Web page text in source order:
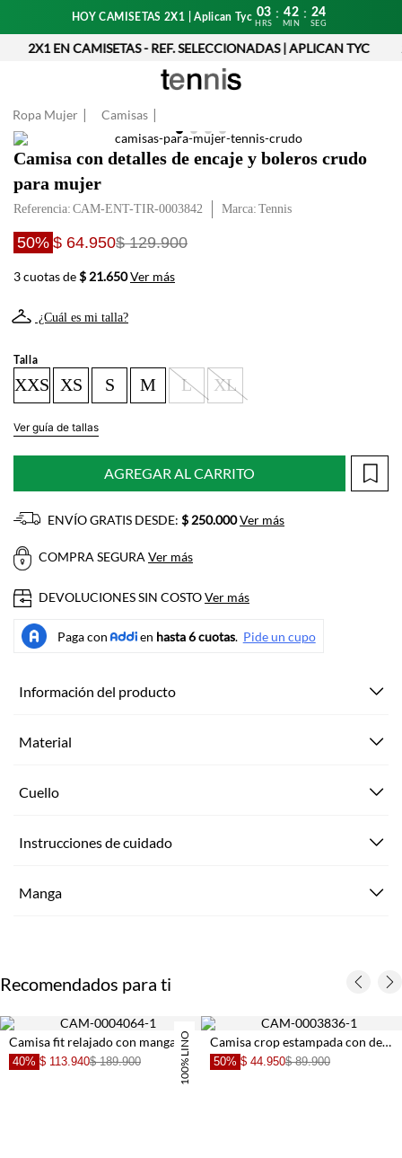
HOY CAMISETAS 2X1 | Aplican Tyc 03
HRS
: 42
MIN
: 24
SEG
2X1 EN CAMISETAS - REF. SELECCIONADAS | APLICAN TYC
Ropa Mujer Camisas
Camisa con detalles de encaje y boleros crudo
para mujer
Referencia: CAM-ENT-TIR-0003842 Tennis
50% $ 64.950$ 129.900
3 cuotas de$ 21.650Ver más
¿Cuál es mi talla?
Talla
XXS XS S M L XL
Ver guía de tallas
AGREGAR AL CARRITO
ENVÍO GRATIS DESDE: $ 250.000Ver más
COMPRA SEGURA Ver más
DEVOLUCIONES SIN COSTOVer más
Información del producto
Material
Cuello
Instrucciones de cuidado
Manga
Recomendados para ti
100% LINO
Camisa fit relajado con mangas kimono en lino amarillo pastel para mujer
40% $ 113.940$ 189.900
Camisa crop estampada con detalle fruncido para mujer
50% $ 44.950$ 89.900